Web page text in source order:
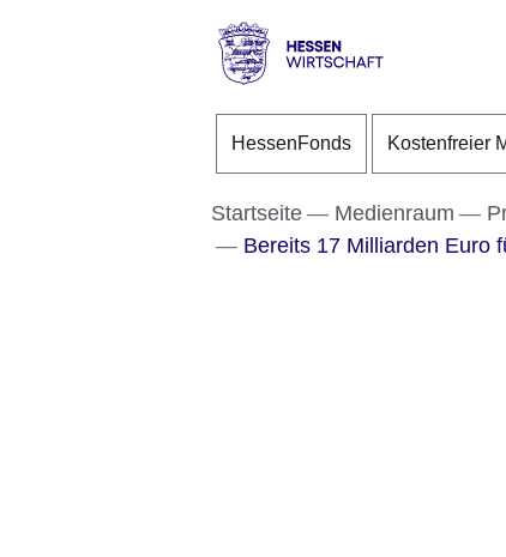
Direkt zum Kopf der
Direkt zum Inhalt
Direkt zum Fuß der
Wirtschaft
HessenFonds Kostenfreier
Startseite Medienraum
Bereits 17 Milliarden Euro